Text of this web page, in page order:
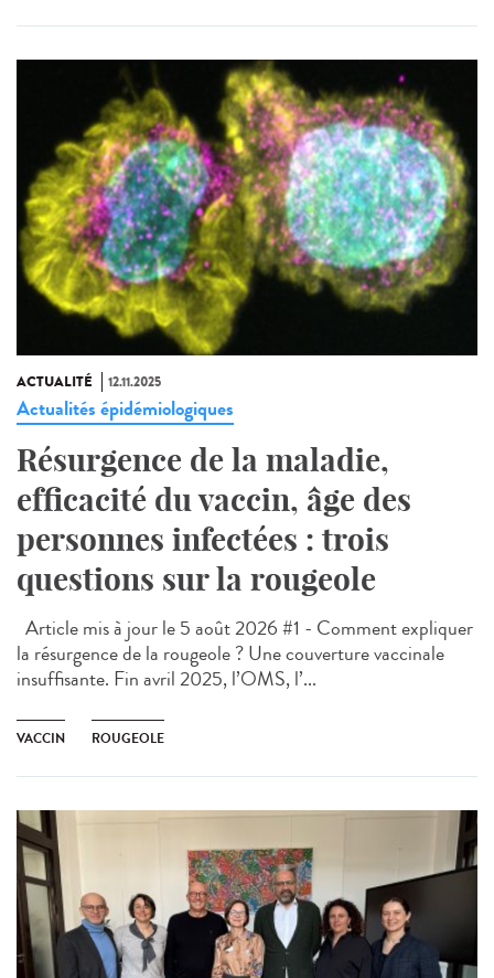
ACTUALITÉ 12.11.2025
Actualités épidémiologiques
Résurgence de la maladie,
efficacité du vaccin, âge des
personnes infectées : trois
questions sur la rougeole
Article mis à jour le 5 août 2026 #1 - Comment expliquer
la résurgence de la rougeole ? Une couverture vaccinale
insuffisante. Fin avril 2025, l’OMS, l’...
VACCIN ROUGEOLE